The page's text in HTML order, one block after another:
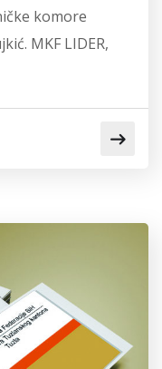
komore
MKF LIDER,